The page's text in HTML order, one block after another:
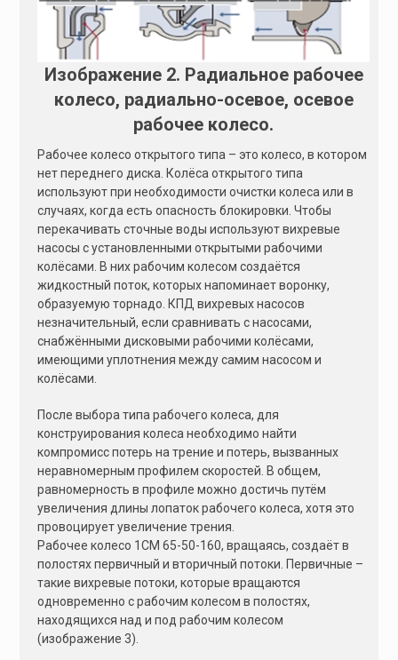
Изображение 2. Радиальное рабочее
колесо, радиально-осевое, осевое
рабочее колесо.
Рабочее колесо открытого типа – это колесо, в котором
нет переднего диска. Колёса открытого типа
используют при необходимости очистки колеса или в
случаях, когда есть опасность блокировки. Чтобы
перекачивать сточные воды используют вихревые
насосы с установленными открытыми рабочими
колёсами. В них рабочим колесом создаётся
жидкостный поток, которых напоминает воронку,
образуемую торнадо. КПД вихревых насосов
незначительный, если сравнивать с насосами,
снабжёнными дисковыми рабочими колёсами,
имеющими уплотнения между самим насосом и
колёсами.
После выбора типа рабочего колеса, для
конструирования колеса необходимо найти
компромисс потерь на трение и потерь, вызванных
неравномерным профилем скоростей. В общем,
равномерность в профиле можно достичь путём
увеличения длины лопаток рабочего колеса, хотя это
провоцирует увеличение трения.
Рабочее колесо 1СМ 65-50-160, вращаясь, создаёт в
полостях первичный и вторичный потоки. Первичные –
такие вихревые потоки, которые вращаются
одновременно с рабочим колесом в полостях,
находящихся над и под рабочим колесом
(изображение 3).